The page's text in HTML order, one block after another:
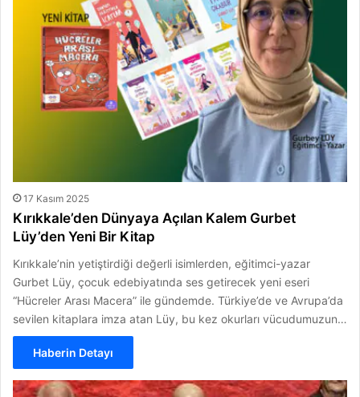
17 Kasım 2025
Kırıkkale’den Dünyaya Açılan Kalem Gurbet
Lüy’den Yeni Bir Kitap
Kırıkkale’nin yetiştirdiği değerli isimlerden, eğitimci-yazar
Gurbet Lüy, çocuk edebiyatında ses getirecek yeni eseri
“Hücreler Arası Macera” ile gündemde. Türkiye’de ve Avrupa’da
sevilen kitaplara imza atan Lüy, bu kez okurları vücudumuzun…
Haberin Detayı